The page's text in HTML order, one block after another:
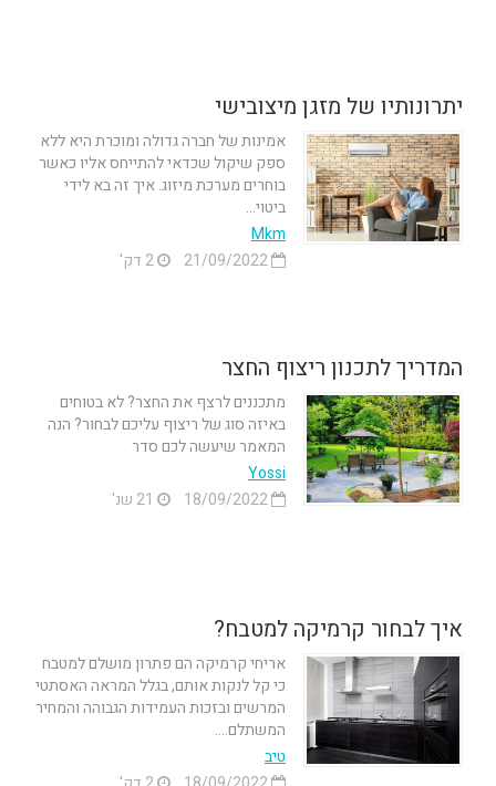
יתרונותיו של מזגן מיצובישי
אמינות של חברה גדולה ומוכרת היא ללא
ספק שיקול שכדאי להתייחס אליו כאשר
בוחרים מערכת מיזוג. איך זה בא לידי
ביטוי...
Mkm
21/09/2022
2 דק'
המדריך לתכנון ריצוף החצר
מתכננים לרצף את החצר? לא בטוחים
באיזה סוג של ריצוף עליכם לבחור? הנה
המאמר שיעשה לכם סדר
Yossi
18/09/2022
איך לבחור קרמיקה למטבח?
אריחי קרמיקה הם פתרון מושלם למטבח
כי קל לנקות אותם, בגלל המראה האסתטי
המרשים ובזכות העמידות הגבוהה והמחיר
המשתלם....
טיב